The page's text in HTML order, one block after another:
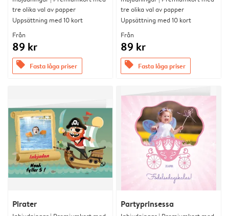
tre olika val av papper
Uppsättning med 10 kort
Från
89 kr
offers Fasta låga priser
tre olika val av papper
Uppsättning med 10 kort
Från
89 kr
offers Fasta låga priser
Pirater Partyprinsessa